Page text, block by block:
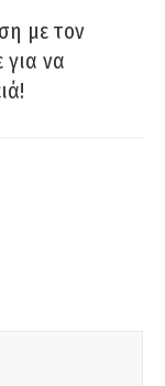
με τον
για να